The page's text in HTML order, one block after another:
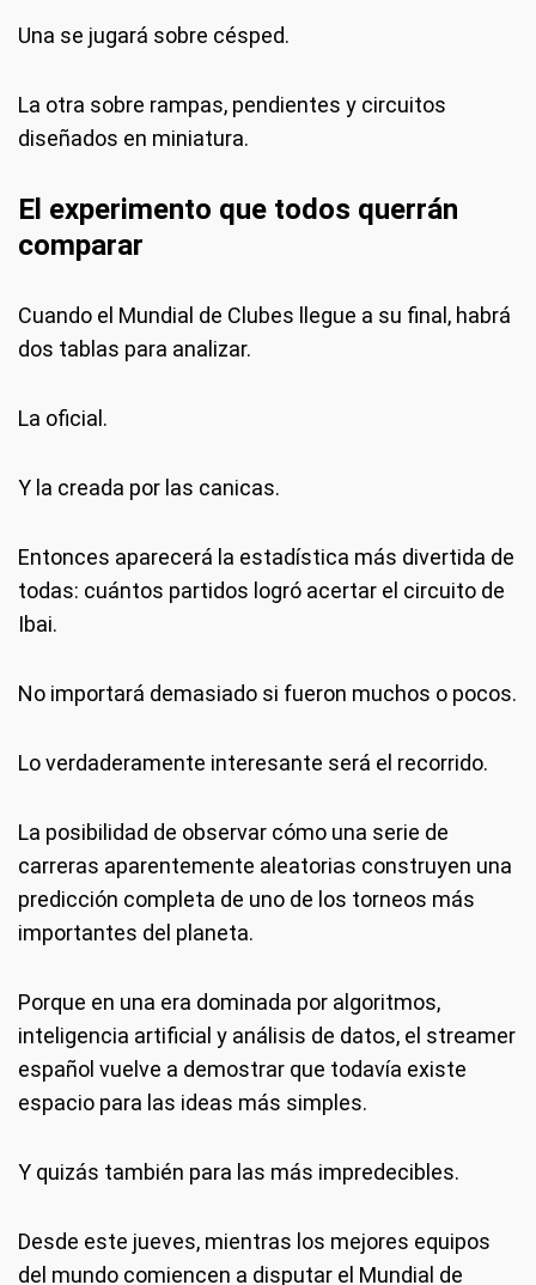
Una se jugará sobre césped.
La otra sobre rampas, pendientes y circuitos
diseñados en miniatura.
El experimento que todos querrán
comparar
Cuando el Mundial de Clubes llegue a su final, habrá
dos tablas para analizar.
La oficial.
Y la creada por las canicas.
Entonces aparecerá la estadística más divertida de
todas: cuántos partidos logró acertar el circuito de
Ibai.
No importará demasiado si fueron muchos o pocos.
Lo verdaderamente interesante será el recorrido.
La posibilidad de observar cómo una serie de
carreras aparentemente aleatorias construyen una
predicción completa de uno de los torneos más
importantes del planeta.
Porque en una era dominada por algoritmos,
inteligencia artificial y análisis de datos, el streamer
español vuelve a demostrar que todavía existe
espacio para las ideas más simples.
Y quizás también para las más impredecibles.
Desde este jueves, mientras los mejores equipos
del mundo comiencen a disputar el Mundial de